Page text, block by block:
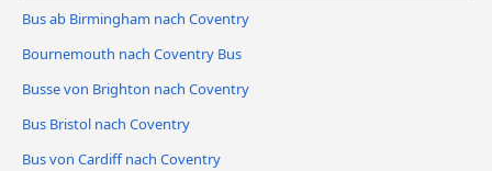
Bus ab Birmingham nach Coventry
Bournemouth nach Coventry Bus
Busse von Brighton nach Coventry
Bus Bristol nach Coventry
Bus von Cardiff nach Coventry